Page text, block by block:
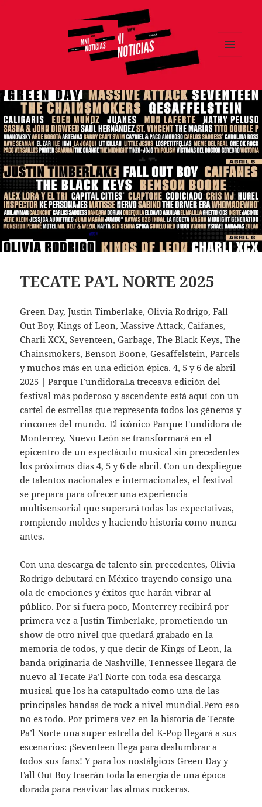
TECATE PA’L NORTE 2025
Green Day, Justin Timberlake, Olivia Rodrigo, Fall
Out Boy, Kings of Leon, Massive Attack, Caifanes,
Charli XCX, Seventeen, Garbage, The Black Keys, The
Chainsmokers, Benson Boone, Gesaffelstein, Parcels
y muchos más en una edición épica. 4, 5 y 6 de abril
2025 | Parque FundidoraLa treceava edición del
festival más poderoso y ascendente está aquí con un
cartel de estrellas que representa todos los géneros y
rincones del mundo. El icónico Parque Fundidora de
Monterrey, Nuevo León se transformará en el
epicentro de un espectáculo musical sin precedentes
los próximos días 4, 5 y 6 de abril. Con un despliegue
de talentos nacionales e internacionales, el festival
se prepara para ofrecer una experiencia
multisensorial que superará todas las expectativas,
rompiendo moldes y haciendo historia como nunca
antes.
Con una descarga de talento sin precedentes, Olivia
Rodrigo debutará en México trayendo consigo una
ola de emociones y éxitos que harán vibrar al
público. Por si fuera poco, Monterrey recibirá por
primera vez a Justin Timberlake, prometiendo un
show de otro nivel que quedará grabado en la
memoria de todos, y que decir de Kings of Leon, la
banda originaria de Nashville, Tennessee llegará de
nuevo al Tecate Pa’l Norte con toda esa descarga
musical que los ha catapultado como una de las
principales bandas de rock a nivel mundial.Pero eso
no es todo. Por primera vez en la historia de Tecate
Pa’l Norte una super estrella del K-Pop llegará a sus
escenarios: ¡Seventeen llega para deslumbrar a
todos sus fans! Y para los nostálgicos Green Day y
Fall Out Boy traerán toda la energía de una época
dorada para reavivar las almas rockeras.